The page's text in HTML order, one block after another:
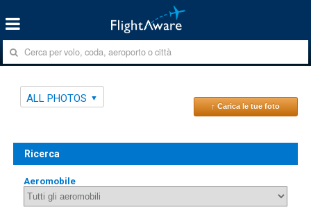
ALL PHOTOS
↑ Carica le tue foto
Ricerca
Aeromobile